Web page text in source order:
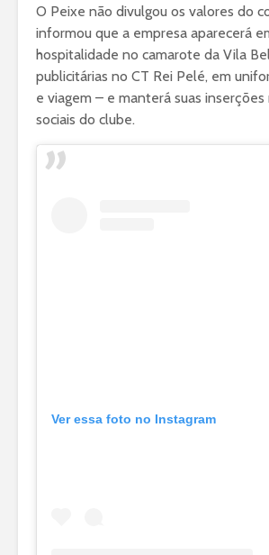
O Peixe não divulgou os valores do
informou que a empresa aparecerá
hospitalidade no camarote da Vila
publicitárias no CT Rei Pelé, em
e viagem – e manterá suas inserções
sociais do clube.
Ver essa foto no Instagram